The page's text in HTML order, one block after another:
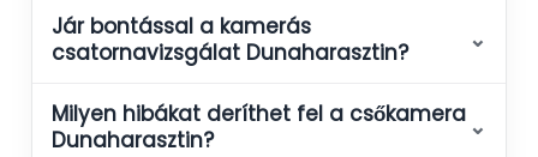
Jár bontással a kamerás
csatornavizsgálat Dunaharasztin?
⌄
Milyen hibákat deríthet fel a csőkamera
Dunaharasztin?
⌄